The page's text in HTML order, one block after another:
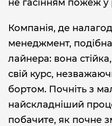
не гасінням пожеж
Компанія, де
менеджмент,
лайнера: вона
свій курс,
бортом. Почніть з
найскладніший
побачите, як почне